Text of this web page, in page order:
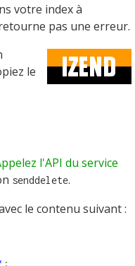
votre index à
pas une erreur.
le
l'API du service
senddelete.
le contenu suivant :
;